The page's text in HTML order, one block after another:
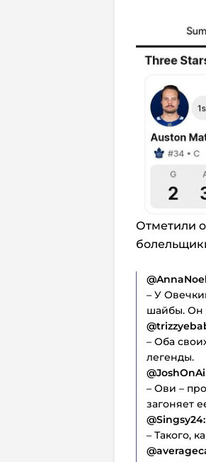
Отметили
– У
шайбы. Он
– Оба
легенды.
– Ови –
загоняет
@Singsy24:
– Такого,